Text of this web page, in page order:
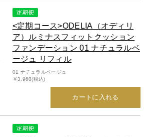
<定期コース>ODELIA（オディリ
ア）ルミナスフィットクッション
ファンデーション 01 ナチュラルベ
ージュ リフィル
01 ナチュラルベージュ
￥3,960(税込)
カートに入れる